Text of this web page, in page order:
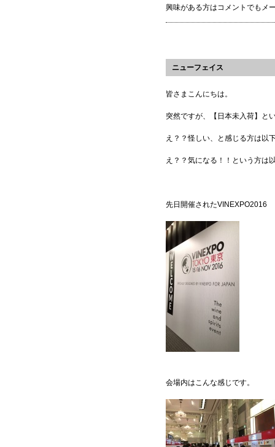
興味がある方はコメントでもメ
ニューフェイス
皆さまこんにちは。
突然ですが、【日本未入荷】と
え？？怪しい、と感じる方は以
え？？気になる！！という方は
先日開催されたVINEXPO2016
会場内はこんな感じです。